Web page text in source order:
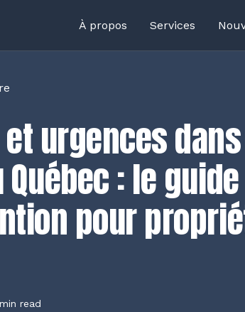
À propos Services
urgences
: le guide
pour
read